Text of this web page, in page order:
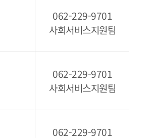
062-229-9701
사회서비스지원팀
062-229-9701
사회서비스지원팀
062-229-9701